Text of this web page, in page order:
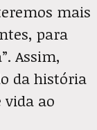
mais
para
Assim,
da história
vida ao